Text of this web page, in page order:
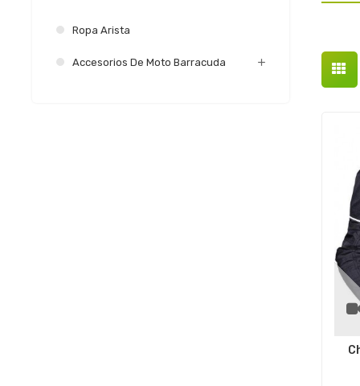
Ropa Arista
Accesorios De Moto Barracuda